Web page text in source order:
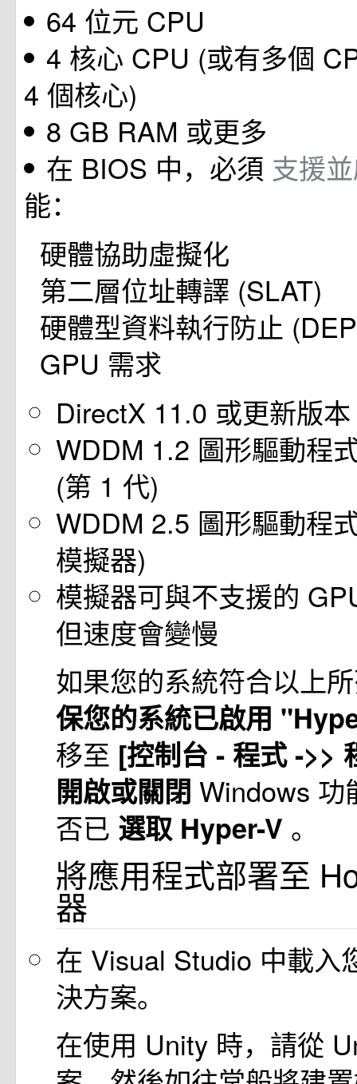
64 位元 CPU
4 核心 CPU (或有多個
4 個核心)
8 GB RAM 或更多
在 BIOS 中，必須 支援
能：
硬體協助虛擬化
第二層位址轉譯 (SLAT)
硬體型資料執行防止
GPU 需求
DirectX 11.0 或更新版本
WDDM 1.2 圖形驅動程
(第 1 代)
WDDM 2.5 圖形驅動程
模擬器)
模擬器可與不支援的
但速度會變慢
如果您的系統符合以上
保您的系統已啟用
移至 [控制台 - 程式 ->>
開啟或關閉 Windows 功
否已 選取 Hyper-V 。
將應用程式部署至
器
在 Visual Studio 中載入
決方案。
在使用 Unity 時，請從